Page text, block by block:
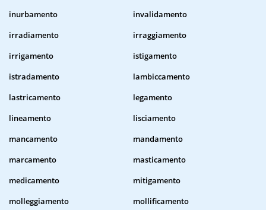
inurbamento
invalidamento
irradiamento
irraggiamento
irrigamento
istigamento
istradamento
lambiccamento
lastricamento
legamento
lineamento
lisciamento
mancamento
mandamento
marcamento
masticamento
medicamento
mitigamento
molleggiamento
mollificamento